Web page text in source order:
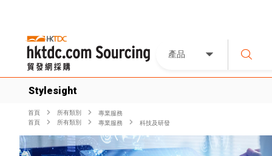
產品
Stylesight
首頁 所有類別
專業服務
首頁
所有類別 專業服務 科技及研發